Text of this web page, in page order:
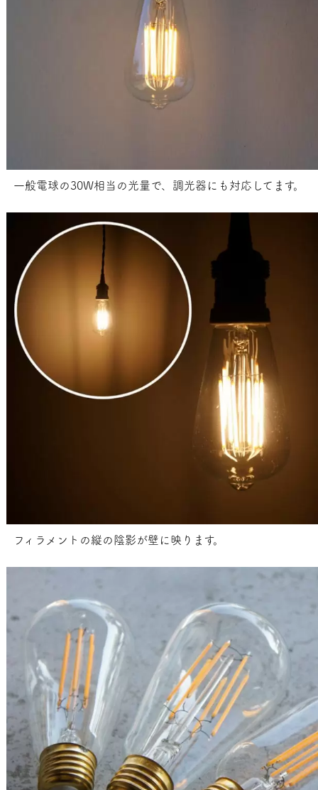
一般電球の30W相当の光量で、調光器にも対応してます。
フィラメントの縦の陰影が壁に映ります。